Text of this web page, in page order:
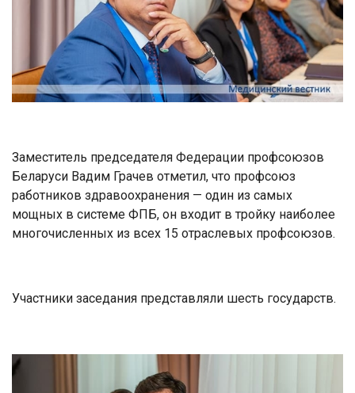
Заместитель председателя Федерации профсоюзов
Беларуси Вадим Грачев отметил, что профсоюз
работников здравоохранения — один из самых
мощных в системе ФПБ, он входит в тройку наиболее
многочисленных из всех 15 отраслевых профсоюзов.
Участники заседания представляли шесть государств.